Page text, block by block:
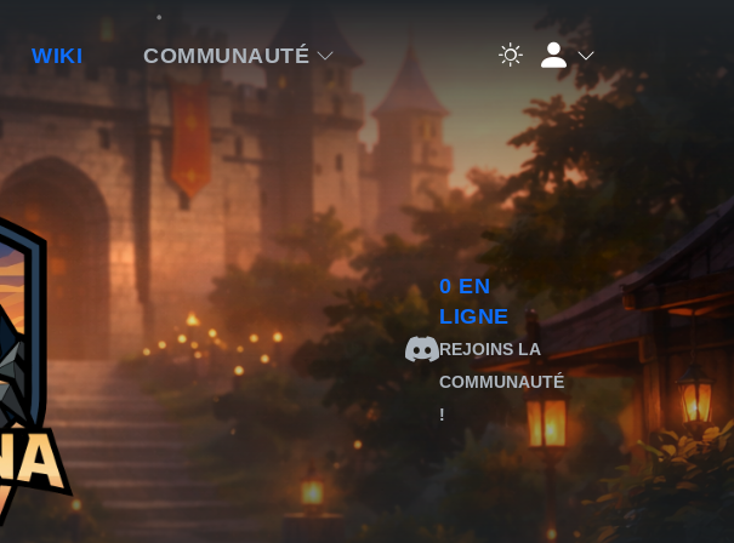
0 EN
LIGNE
REJOINS LA
COMMUNAUTÉ
!
WIKI COMMUNAUTÉ